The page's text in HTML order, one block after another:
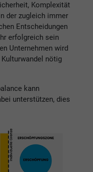
Komplexität
der zugleich immer
Entscheidungen
erfolgreich sein
Unternehmen wird
nötig
kann
unterstützen, dies